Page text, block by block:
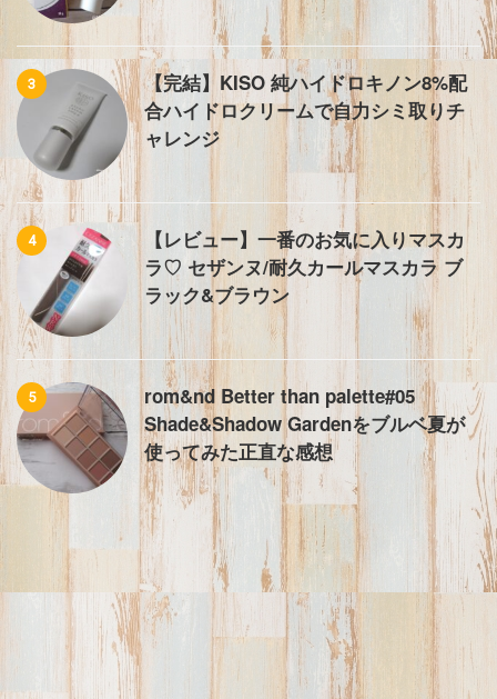
3
【完結】KISO 純ハイドロキノン8%配
合ハイドロクリームで自力シミ取りチ
ャレンジ
4
【レビュー】一番のお気に入りマスカ
ラ♡ セザンヌ/耐久カールマスカラ ブ
ラック&ブラウン
5
rom&nd Better than palette#05
Shade&Shadow Gardenをブルベ夏が
使ってみた正直な感想